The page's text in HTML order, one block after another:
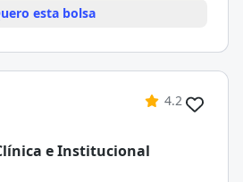
esta bolsa
4.2
e Institucional